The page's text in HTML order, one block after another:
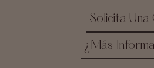
Solicita Una
¿Más